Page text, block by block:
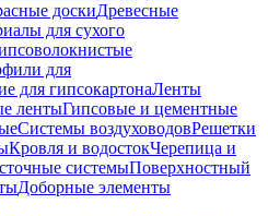
доскиДревесные
для сухого
для
для гипсокартонаЛенты
лентыГипсовые и цементные
Системы воздуховодовРешетки
Кровля и водостокЧерепица и
системыПоверхностный
Доборные элементы